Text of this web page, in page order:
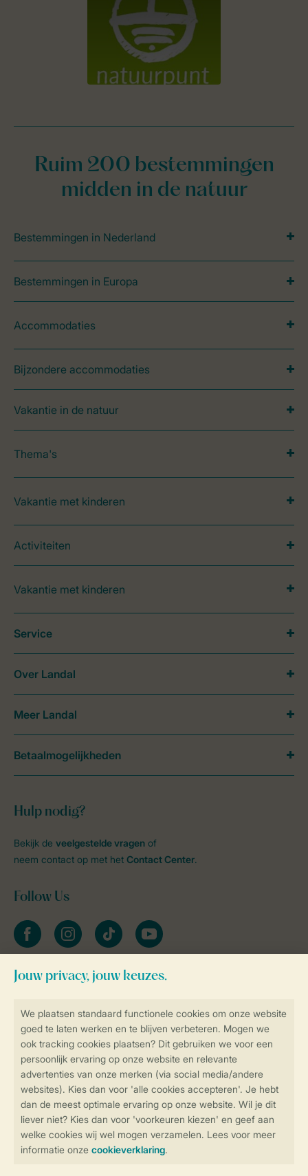
Controle over jouw gegevens &
Veilig en snel online boeken
Veilige gegevensoverdracht
Veilige betaling
Ruim 200 bestemmingen
midden in de natuur
Bestemmingen in Nederland
Bestemmingen in Europa
Accommodaties
Bijzondere accommodaties
Vakantie in de natuur
Thema's
Vakantie met kinderen
Activiteiten
Vakantie met kinderen
Hulp nodig?
Bekijk de veelgestelde vragen of
neem contact op met het Contact Center.
Follow Us
facebookinstagramtiktok youtube
Blijf op de hoogte
Service
Over Landal
Meer Landal
Betaalmogelijkheden